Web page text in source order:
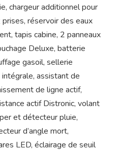
chargeur additionnel pour
réservoir des eaux
tapis cabine, 2 panneaux
Deluxe, batterie
gasoil, sellerie
assistant de
de ligne actif,
actif Distronic, volant
et détecteur pluie,
d’angle mort,
LED, éclairage de seuil